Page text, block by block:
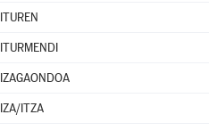
ITUREN
ITURMENDI
IZAGAONDOA
IZA/ITZA